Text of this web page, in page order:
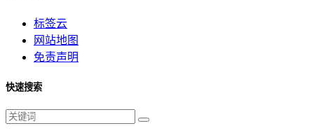
标签云
网站地图
免责声明
快速搜索